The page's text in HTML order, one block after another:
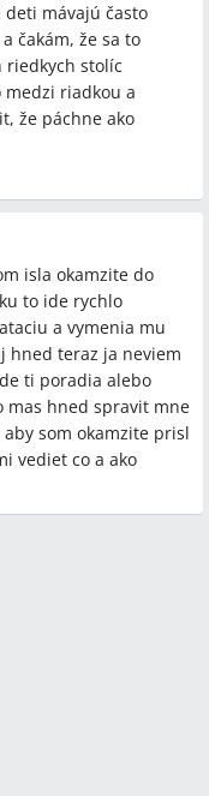
deti mávajú často
čakám, že sa to
riedkych stolíc
medzi riadkou a
že páchne ako
isla okamzite do
to ide rychlo
a vymenia mu
hned teraz ja neviem
ti poradia alebo
mas hned spravit mne
som okamzite prisl
vediet co a ako